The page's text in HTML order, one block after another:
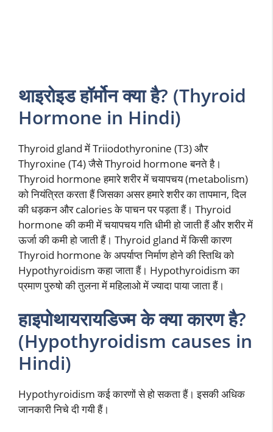
थाइरोइड हॉर्मोन क्या है? (Thyroid
Hormone in Hindi)
Thyroid gland में Triiodothyronine (T3) और
Thyroxine (T4) जैसे Thyroid hormone बनते है।
Thyroid hormone हमारे शरीर में चयापचय (metabolism)
को नियंत्रित करता हैं जिसका असर हमारे शरीर का तापमान, दिल
की धड़कन और calories के पाचन पर पड़ता हैं। Thyroid
hormone की कमी में चयापचय गति धीमी हो जाती हैं और शरीर में
ऊर्जा की कमी हो जाती हैं। Thyroid gland में किसी कारण
Thyroid hormone के अपर्याप्त निर्माण होने की स्तिथि को
Hypothyroidism कहा जाता हैं। Hypothyroidism का
प्रमाण पुरुषो की तुलना में महिलाओ में ज्यादा पाया जाता हैं।
हाइपोथायरायडिज्म के क्या कारण है?
(Hypothyroidism causes in
Hindi)
Hypothyroidism कई कारणों से हो सकता हैं। इसकी अधिक
जानकारी निचे दी गयी हैं।